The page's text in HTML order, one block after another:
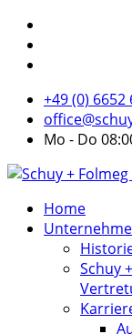
+49 (0) 6652
Mo - Do
Home
Schuy